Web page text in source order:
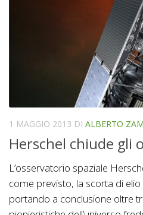
1 MAGGIO 2013 DI ALBERTO
Herschel chiude gli
L’osservatorio spaziale
come previsto, la scorta di
portando a conclusione oltre